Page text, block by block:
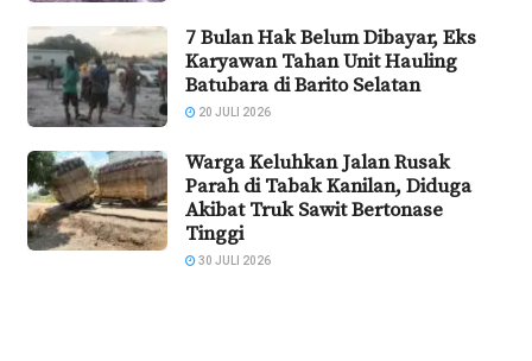
7 Bulan Hak Belum Dibayar, Eks
Karyawan Tahan Unit Hauling
Batubara di Barito Selatan
20 JULI 2026
Warga Keluhkan Jalan Rusak
Parah di Tabak Kanilan, Diduga
Akibat Truk Sawit Bertonase
Tinggi
30 JULI 2026